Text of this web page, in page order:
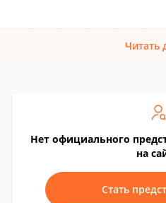
Читать
Нет официального
на
Стать